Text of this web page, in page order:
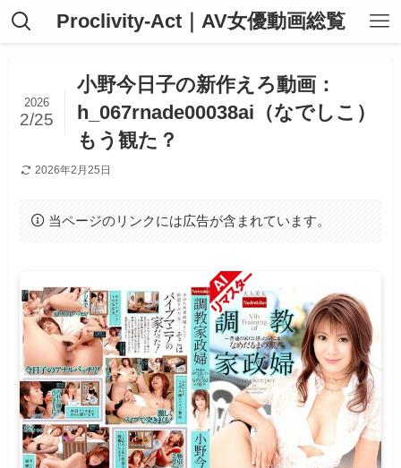
Proclivity-Act｜AV女優動画総覧
小野今日子の新作えろ動画：
h_067rnade00038ai（なでしこ）
もう観た？
2026
2/25
2026年2月25日
当ページのリンクには広告が含まれています。